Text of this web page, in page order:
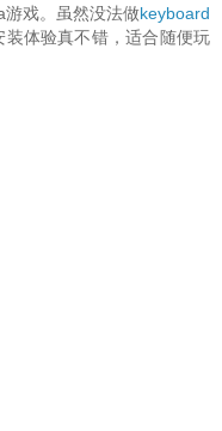
戏。虽然没法做keyboard
体验真不错，适合随便玩